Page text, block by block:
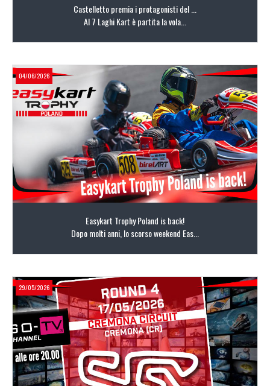
Castelletto premia i protagonisti del ...
Al 7 Laghi Kart è partita la vola...
LEGGI TUTTO
04/06/2026
Easykart Trophy Poland is back!
Dopo molti anni, lo scorso weekend Eas...
LEGGI TUTTO
29/05/2026